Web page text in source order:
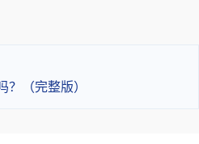
（完整版）